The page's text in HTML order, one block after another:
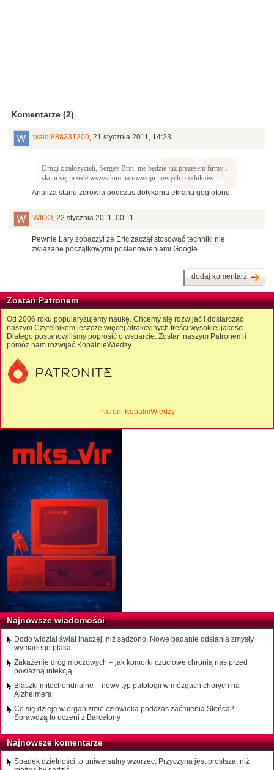
Komentarze (2)
waldi888231200, 21 stycznia 2011, 14:23
Drugi z założycieli, Sergey Brin, nie będzie już prezesem firmy i
skupi się przede wszystkim na rozwoju nowych produktów.
Analiza stanu zdrowia podczas dotykania ekranu goglofonu.
WIOO, 22 stycznia 2011, 00:11
Pewnie Lary zobaczył ze Eric zaczął stosować techniki nie
związane początkowymi postanowieniami Google.
dodaj komentarz
Zostań Patronem
Od 2006 roku popularyzujemy naukę. Chcemy się rozwijać i dostarczać
naszym Czytelnikom jeszcze więcej atrakcyjnych treści wysokiej jakości.
Dlatego postanowiliśmy poprosić o wsparcie. Zostań naszym Patronem i
pomóż nam rozwijać KopalnięWiedzy.
Patroni KopalniWiedzy
Najnowsze wiadomości
Dodo widział świat inaczej, niż sądzono. Nowe badanie odsłania zmysły
wymarłego ptaka
Zakażenie dróg moczowych – jak komórki czuciowe chronią nas przed
poważną infekcją
Blaszki mitochondrialne – nowy typ patologii w mózgach chorych na
Alzheimera
Co się dzieje w organizmie człowieka podczas zaćmienia Słońca?
Sprawdzą to uczeni z Barcelony
Najnowsze komentarze
Spadek dzietności to uniwersalny wzorzec. Przyczyna jest prostsza, niż